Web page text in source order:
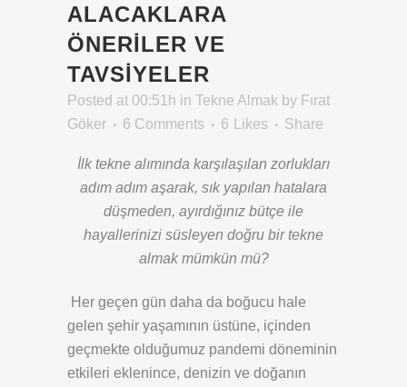
ALACAKLARA
ÖNERILER VE
TAVSIYELER
Posted at 00:51h in Tekne Almak by Fırat
Göker
6 Comments 6 Likes Share
İlk tekne alımında karşılaşılan zorlukları
adım adım aşarak, sık yapılan hatalara
düşmeden, ayırdığınız bütçe ile
hayallerinizi süsleyen doğru bir tekne
almak mümkün mü?
Her geçen gün daha da boğucu hale
gelen şehir yaşamının üstüne, içinden
geçmekte olduğumuz pandemi döneminin
etkileri eklenince, denizin ve doğanın